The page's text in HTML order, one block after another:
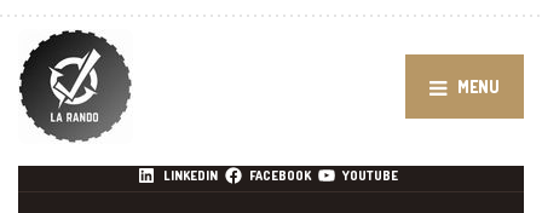
MENU
LINKEDIN FACEBOOK YOUTUBE